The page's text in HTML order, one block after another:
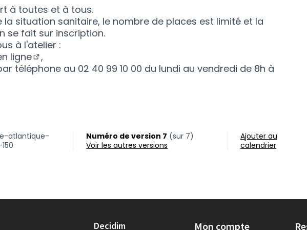
à toutes et à tous.
la situation sanitaire, le nombre de places est limité et la
se fait sur inscription.
à l'atelier :
ligne
(Lien externe)
,
téléphone au 02 40 99 10 00 du lundi au vendredi de 8h à
atlantique-
Numéro de version 7 (sur 7)
voir les autres versions
Ajouter au
calendrier
Decidim Mon compte